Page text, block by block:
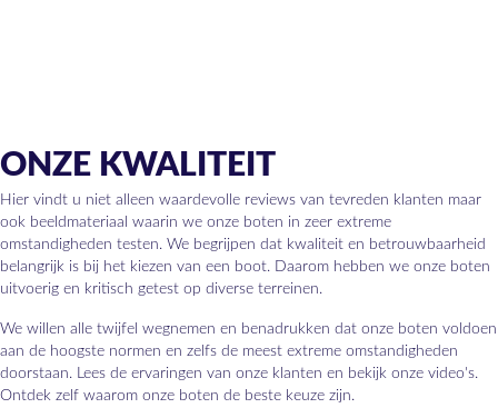
ONZE KWALITEIT
Hier vindt u niet alleen waardevolle reviews van tevreden klanten maar
ook beeldmateriaal waarin we onze boten in zeer extreme
omstandigheden testen. We begrijpen dat kwaliteit en betrouwbaarheid
belangrijk is bij het kiezen van een boot. Daarom hebben we onze boten
uitvoerig en kritisch getest op diverse terreinen.
We willen alle twijfel wegnemen en benadrukken dat onze boten voldoen
aan de hoogste normen en zelfs de meest extreme omstandigheden
doorstaan. Lees de ervaringen van onze klanten en bekijk onze video's.
Ontdek zelf waarom onze boten de beste keuze zijn.